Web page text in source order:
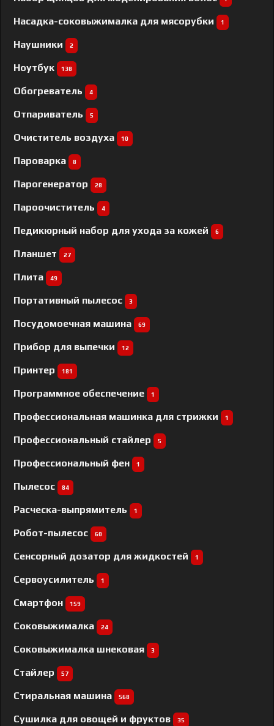
Насадка-соковыжималка для мясорубки 1
Наушники 2
Ноутбук 138
Обогреватель 4
Отпариватель 5
Очиститель воздуха 10
Пароварка 8
Парогенератор 28
Пароочиститель 4
Педикюрный набор для ухода за кожей 6
Планшет 27
Плита 49
Портативный пылесос 3
Посудомоечная машина 69
Прибор для выпечки 12
Принтер 181
Программное обеспечение 1
Профессиональная машинка для стрижки 1
Профессиональный cтайлер 5
Профессиональный фен 1
Пылесос 84
Расческа-выпрямитель 1
Робот-пылесос 60
Сенсорный дозатор для жидкостей 1
Сервоусилитель 1
Смартфон 159
Соковыжималка 24
Соковыжималка шнековая 3
Стайлер 57
Стиральная машина 568
Сушилка для овощей и фруктов 35